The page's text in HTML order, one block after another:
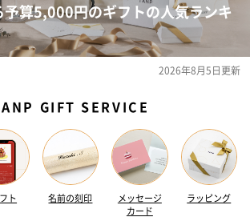
算5,000円のギフトの人気ランキ
2026年8月5日更新
GIFT SERVICE
ト 名前の刻印
メッセージ
カード
ラッピング